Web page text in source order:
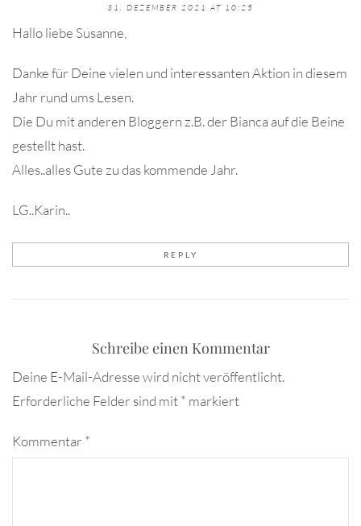
31. DEZEMBER 2021 AT 10:25
Hallo liebe Susanne,
Danke für Deine vielen und interessanten Aktion in diesem
Jahr rund ums Lesen.
Die Du mit anderen Bloggern z.B. der Bianca auf die Beine
gestellt hast.
Alles..alles Gute zu das kommende Jahr.
LG..Karin..
REPLY
Schreibe einen Kommentar
Deine E-Mail-Adresse wird nicht veröffentlicht.
Erforderliche Felder sind mit* markiert
Kommentar *